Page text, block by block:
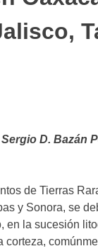
D. Bazán
de Tierras
y Sonora, se
en la sucesión
corteza,